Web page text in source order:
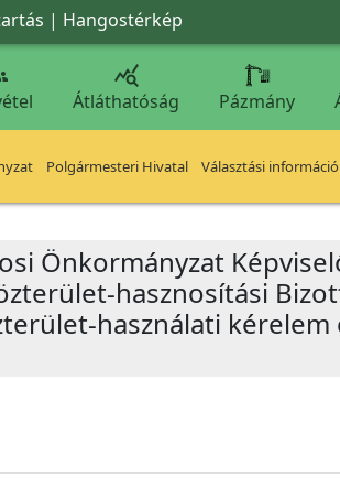
| Hangostérkép

Átláthatóság Pázmány
Polgármesteri Hivatal Választási
Önkormányzat
hasznosítási
használati